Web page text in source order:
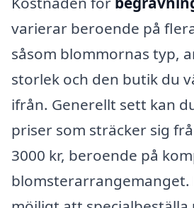
varierar beroende på
såsom blommornas typ,
storlek och den butik du
ifrån. Generellt sett kan
priser som sträcker sig
3000 kr, beroende på
blomsterarrangemanget.